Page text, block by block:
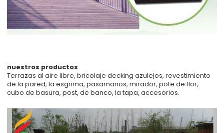
nuestros productos
Terrazas al aire libre, bricolaje decking azulejos, revestimiento
de la pared, la esgrima, pasamanos, mirador, pote de flor,
cubo de basura, post, de banco, la tapa, accesorios.